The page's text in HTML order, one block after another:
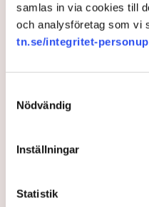
samlas in via cookies till
och analysföretag som vi
tn.se/integritet-
Nödvändig
Inställningar
Statistik
2 years ago | Av: Redaktionen